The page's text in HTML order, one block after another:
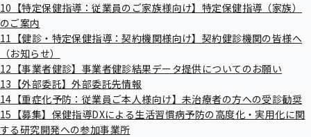
10【特定保健指導：従業員のご家族様向け】特定保健指導（家族）
のご案内
11【健診・特定保健指導：契約機関様向け】契約健診機関の皆様へ
（お知らせ）
12【事業者健診】事業者健診結果データ提供についてのお願い
13【外部委託】外部委託先情報
14【重症化予防：従業員ご本人様向け】未治療者の方への受診勧奨
15【募集】保健指導DXによる生活習慣病予防の高度化・実用化に関
する研究開発への参加事業所
01【健診：従業員ご本人様向け】生活習慣病
予防健診（本人）のご案内
02【健診：事業主様向け】情報提供サービス
（生活習慣病予防健診対象者データのダウン
ロード）